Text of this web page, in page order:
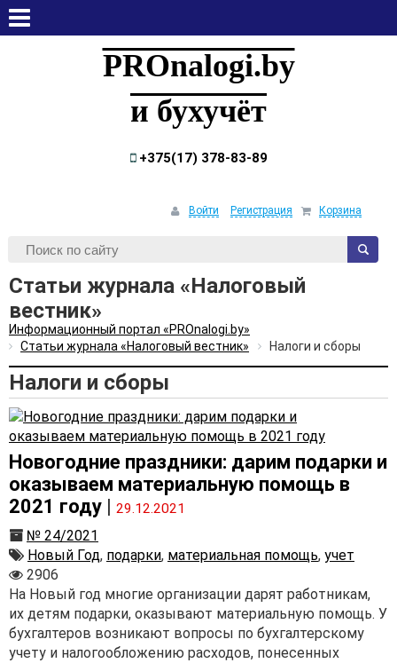
PROnalogi.by
и бухучёт
+375(17) 378-83-89
Войти Регистрация Корзина
Статьи журнала «Налоговый
вестник»
Информационный портал «PROnalogi.by»
Статьи журнала «Налоговый вестник»
Налоги и сборы
Налоги и сборы
Новогодние праздники: дарим подарки и
оказываем материальную помощь в
2021 году
29.12.2021
№ 24/2021
Новый Год, подарки, материальная помощь, учет
2906
На Новый год многие организации дарят работникам,
их детям подарки, оказывают материальную помощь. У
бухгалтеров возникают вопросы по бухгалтерскому
учету и налогообложению расходов, понесенных